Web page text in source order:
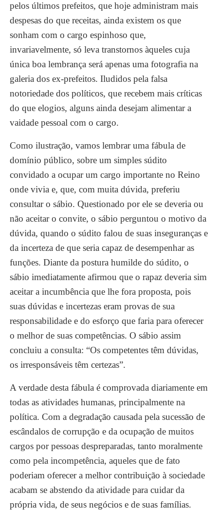
pelos últimos prefeitos, que hoje administram mais
despesas do que receitas, ainda existem os que
sonham com o cargo espinhoso que,
invariavelmente, só leva transtornos àqueles cuja
única boa lembrança será apenas uma fotografia na
galeria dos ex-prefeitos. Iludidos pela falsa
notoriedade dos políticos, que recebem mais críticas
do que elogios, alguns ainda desejam alimentar a
vaidade pessoal com o cargo.
Como ilustração, vamos lembrar uma fábula de
domínio público, sobre um simples súdito
convidado a ocupar um cargo importante no Reino
onde vivia e, que, com muita dúvida, preferiu
consultar o sábio. Questionado por ele se deveria ou
não aceitar o convite, o sábio perguntou o motivo da
dúvida, quando o súdito falou de suas inseguranças e
da incerteza de que seria capaz de desempenhar as
funções. Diante da postura humilde do súdito, o
sábio imediatamente afirmou que o rapaz deveria sim
aceitar a incumbência que lhe fora proposta, pois
suas dúvidas e incertezas eram provas de sua
responsabilidade e do esforço que faria para oferecer
o melhor de suas competências. O sábio assim
concluiu a consulta: “Os competentes têm dúvidas,
os irresponsáveis têm certezas”.
A verdade desta fábula é comprovada diariamente em
todas as atividades humanas, principalmente na
política. Com a degradação causada pela sucessão de
escândalos de corrupção e da ocupação de muitos
cargos por pessoas despreparadas, tanto moralmente
como pela incompetência, aqueles que de fato
poderiam oferecer a melhor contribuição à sociedade
acabam se abstendo da atividade para cuidar da
própria vida, de seus negócios e de suas famílias.